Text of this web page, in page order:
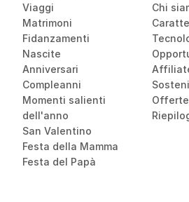
Viaggi
Matrimoni
Fidanzamenti
Nascite
Anniversari
Compleanni
Momenti salienti
dell'anno
San Valentino
Festa della Mamma
Festa del Papà
Chi
Offerte